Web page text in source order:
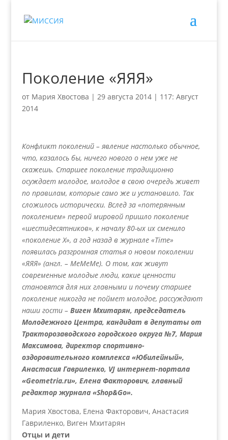
Поколение «ЯЯЯ»
от Мария Хвостова | 29 августа 2014| 117: Август
2014
Конфликт поколений – явление настолько обычное,
что, казалось бы, ничего нового о нем уже не
скажешь. Старшее поколение традиционно
осуждает молодое, молодое в свою очередь живет
по правилам, которые само же и установило. Так
сложилось исторически. Вслед за «потерянным
поколением» первой мировой пришло поколение
«шестидесятников», к началу 80-ых их сменило
«поколение Х», а год назад в журнале «Time»
появилась разгромная статья о новом поколении
«ЯЯЯ» (англ. – MeMeMe). О том, как живут
современные молодые люди, какие ценности
становятся для них главными и почему старшее
поколение никогда не поймет молодое, рассуждают
наши гости – Виген Мхитарян, председатель
Молодежного Центра, кандидат в депутаты от
Тракторозаводского городского округа №7, Мария
Максимова, директор спортивно-
оздоровительного комплекса «Юбилейный»,
Анастасия Гавриленко, VJ интернет-портала
«Geometria.ru», Елена Факторович, главный
редактор журнала «Shop&Go».
Мария Хвостова, Елена Факторович, Анастасия
Гавриленко, Виген Мхитарян
Отцы и дети